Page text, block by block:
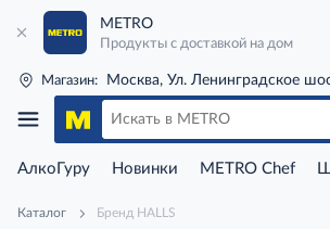
METRO
Продукты с доставкой на дом
Магазин: Москва, Ул. Ленинградское
АлкоГуру Новинки METRO Chef
Каталог Бренд HALLS